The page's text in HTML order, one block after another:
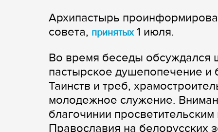
Архипастырь
совета, принятых1 июля.
Во время беседы обсуждался
пастырское душепопечение и
Таинств и треб,
молодежное служение.
благочинии
Православия на белорусских